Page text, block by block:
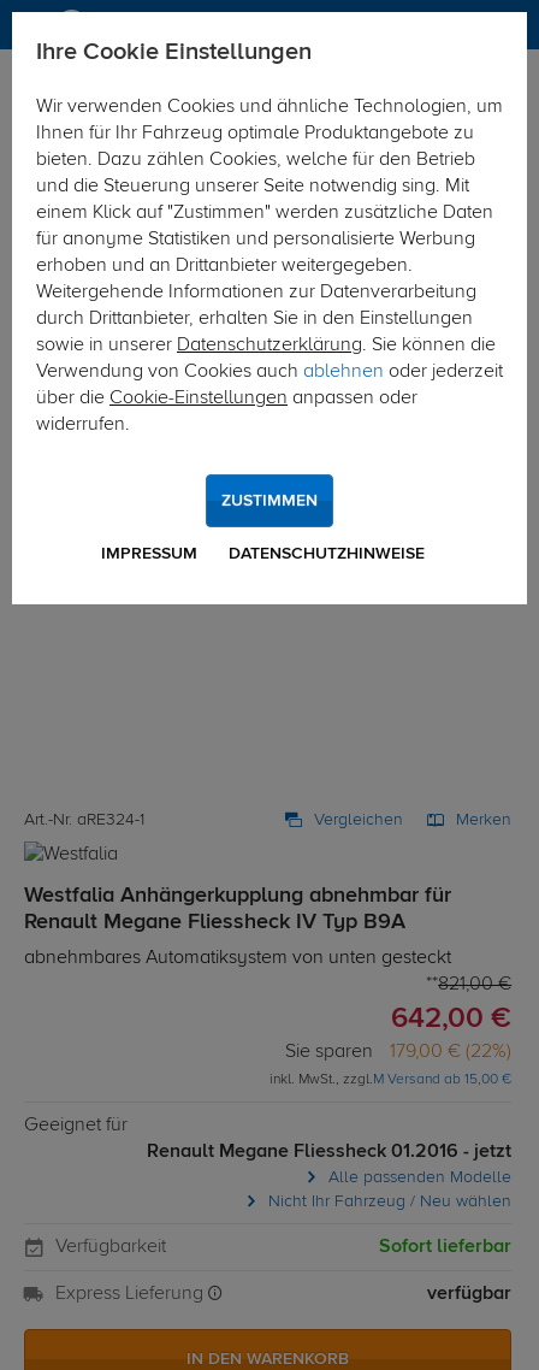
Hier geht's zur Fahrzeugübersicht:
Renault Megane
Art.-Nr. aRE324-1 Vergleichen Merken
Westfalia Anhängerkupplung abnehmbar für
Renault Megane Fliessheck IV Typ B9A
abnehmbares Automatiksystem von unten gesteckt
821,00 €
642,00 €
Sie sparen 179,00 € (22%)
inkl. MwSt., zzgl.M Versand ab 15,00 €
Geeignet für
Renault Megane Fliessheck 01.2016 - jetzt
Alle passenden Modelle
Nicht Ihr Fahrzeug / Neu wählen
Verfügbarkeit Sofort lieferbar
Express Lieferung verfügbar
IN DEN WARENKORB
Ihre Cookie Einstellungen
Wir verwenden Cookies und ähnliche Technologien, um
Ihnen für Ihr Fahrzeug optimale Produktangebote zu
bieten. Dazu zählen Cookies, welche für den Betrieb
und die Steuerung unserer Seite notwendig sing. Mit
einem Klick auf "Zustimmen" werden zusätzliche Daten
für anonyme Statistiken und personalisierte Werbung
erhoben und an Drittanbieter weitergegeben.
Weitergehende Informationen zur Datenverarbeitung
durch Drittanbieter, erhalten Sie in den Einstellungen
sowie in unserer Datenschutzerklärung. Sie können die
Verwendung von Cookies auch ablehnen oder jederzeit
über die Cookie-Einstellungen anpassen oder
widerrufen.
IMPRESSUM DATENSCHUTZHINWEISE
ZUSTIMMEN